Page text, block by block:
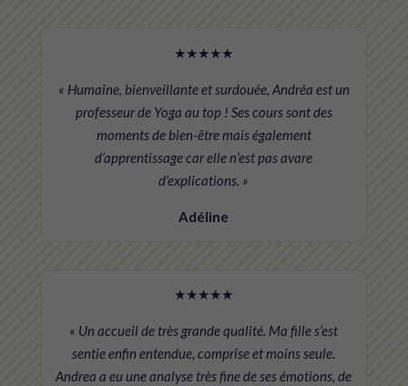
★★★★★
« Humaine, bienveillante et surdouée, Andréa est un
professeur de Yoga au top ! Ses cours sont des
moments de bien-être mais également
d’apprentissage car elle n’est pas avare
d’explications. »
Adéline
★★★★★
« Un accueil de très grande qualité. Ma fille s’est
sentie enfin entendue, comprise et moins seule.
Andrea a eu une analyse très fine de ses émotions, de